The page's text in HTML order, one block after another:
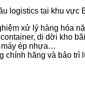
logistics tại khu vực
xử lý hàng hóa
di dời kho
máy ép nhựa…
chính hãng và bảo trì